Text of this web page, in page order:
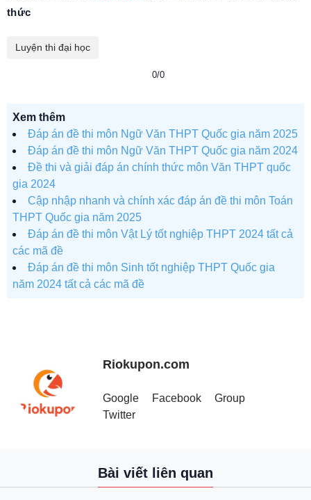
thức
Luyện thi đại học
0/0
Xem thêm
Đáp án đề thi môn Ngữ Văn THPT Quốc gia năm 2025
Đáp án đề thi môn Ngữ Văn THPT Quốc gia năm 2024
Đề thi và giải đáp án chính thức môn Văn THPT quốc
gia 2024
Cập nhập nhanh và chính xác đáp án đề thi môn Toán
THPT Quốc gia năm 2025
Đáp án đề thi môn Vật Lý tốt nghiệp THPT 2024 tất cả
các mã đề
Đáp án đề thi môn Sinh tốt nghiệp THPT Quốc gia
năm 2024 tất cả các mã đề
Riokupon.com
Google Facebook
Group
Twitter
Bài viết liên quan